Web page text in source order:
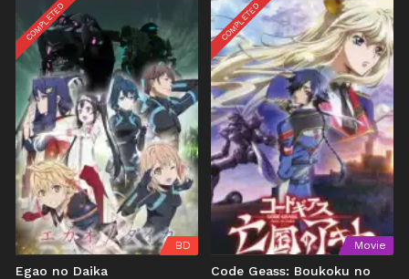
COMPLETED
BD
Egao no Daika
COMPLETED
Movie
Code Geass: Boukoku no